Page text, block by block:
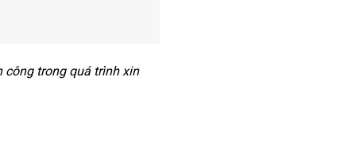
công trong quá trình xin